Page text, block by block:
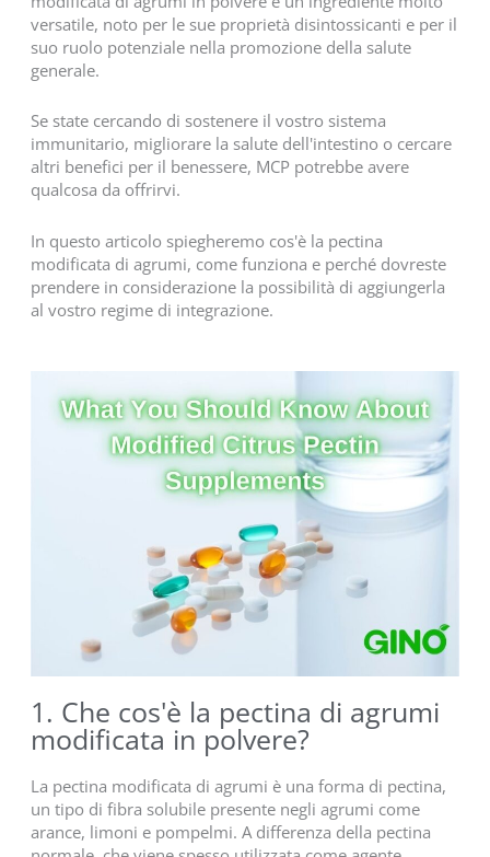
versatile, noto per le sue proprietà disintossicanti e per il
suo ruolo potenziale nella promozione della salute
generale.
Se state cercando di sostenere il vostro sistema
immunitario, migliorare la salute dell'intestino o cercare
altri benefici per il benessere, MCP potrebbe avere
qualcosa da offrirvi.
In questo articolo spiegheremo cos'è la pectina
modificata di agrumi, come funziona e perché dovreste
prendere in considerazione la possibilità di aggiungerla
al vostro regime di integrazione.
1. Che cos'è la pectina di agrumi
modificata in polvere?
La pectina modificata di agrumi è una forma di pectina,
un tipo di fibra solubile presente negli agrumi come
arance, limoni e pompelmi. A differenza della pectina